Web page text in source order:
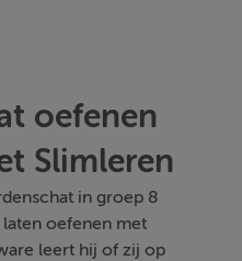
oefenen
Slimleren
in groep 8
oefenen met
leert hij of zij op